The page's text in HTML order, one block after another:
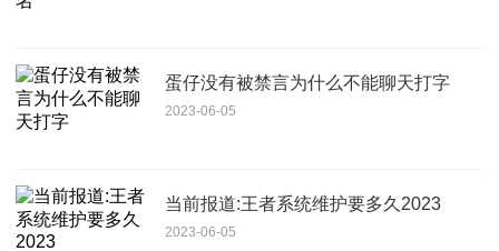
蛋仔没有被禁言为什么不能聊天打字
2023-06-05
当前报道:王者系统维护要多久2023
2023-06-05